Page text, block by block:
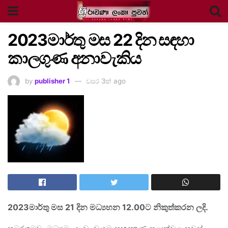
2023මාර්තු මස 22 දිනසඳහා
කාලගුණ අනාවැකිය
by publisher 1 වසර 3ක් ago
2023මාර්තු මස 21 දින මධ්‍යහන 12.00ට නිකුත්කරන ලදි.